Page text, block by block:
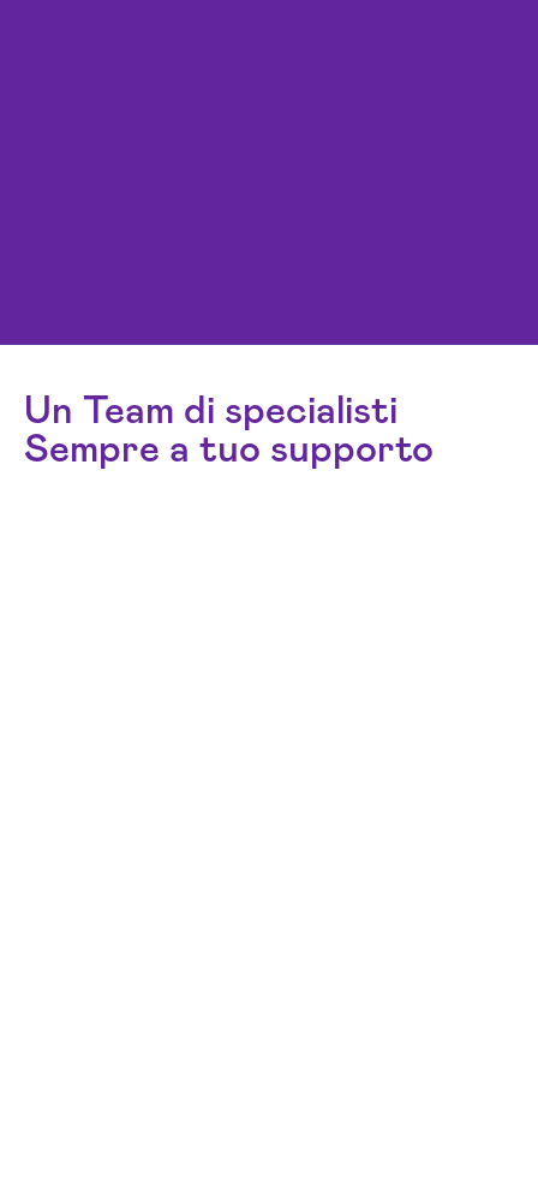
Un Team di specialisti
Sempre a tuo supporto